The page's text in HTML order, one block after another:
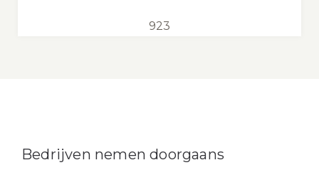
923
Bedrijven nemen doorgaans